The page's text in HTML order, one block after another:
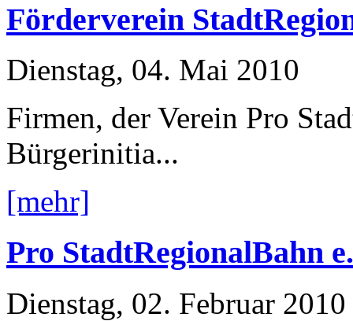
Förderverein
Dienstag, 04. Mai 2010
Firmen, der Verein Pro
Bürgerinitia...
[mehr]
Pro StadtRegionalBahn
Dienstag, 02. Februar 2010